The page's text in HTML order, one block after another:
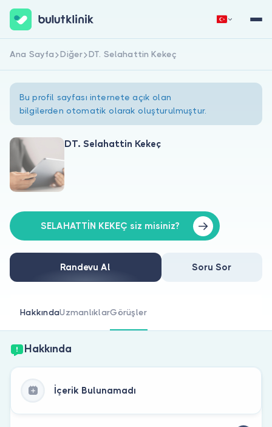
Hakkımızda
Doktorlar için
Doktor musunuz?
Hemen Kaydol
Ana Sayfa Diğer DT. Selahattin Kekeç
Bu profil sayfası internete açık olan
bilgilerden otomatik olarak oluşturulmuştur.
DT. Selahattin Kekeç
SELAHATTİN KEKEÇ siz misiniz?
Randevu Al Soru Sor
HakkındaUzmanlıklarGörüşler
Hakkında
İçerik Bulunamadı